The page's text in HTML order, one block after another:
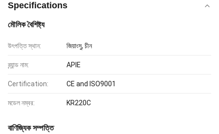
Specifications
মৌলিক বৈশিষ্ট্য
উৎপত্তি স্থান: জিয়াংসু, চীন
ব্র্যান্ড নাম: APIE
Certification: CE and ISO9001
মডেল নম্বর: KR220C
বাণিজ্যিক সম্পত্তি